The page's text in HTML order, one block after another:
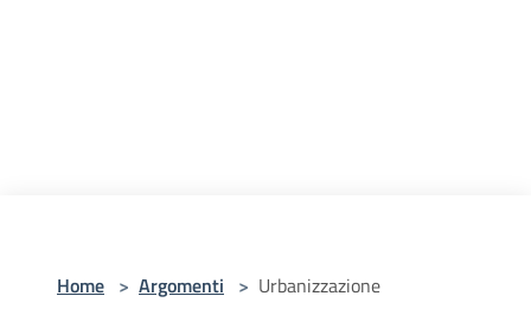
Home > Argomenti > Urbanizzazione